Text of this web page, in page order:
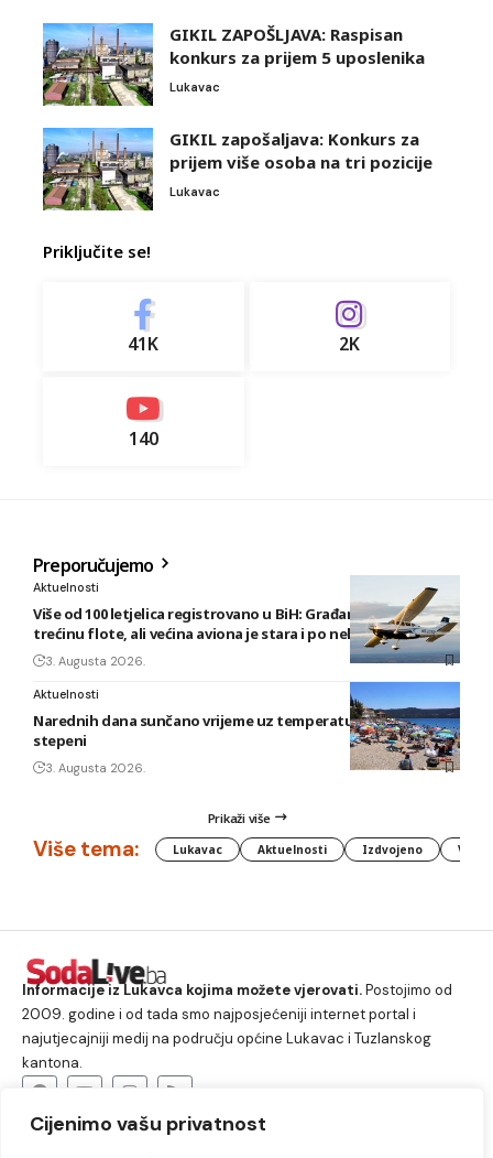
Cijenimo vašu privatnost
GIKIL ZAPOŠLJAVA: Raspisan
konkurs za prijem 5 uposlenika
Lukavac
GIKIL zapošaljava: Konkurs za
prijem više osoba na tri pozicije
Lukavac
Priključite se!
41K 2K
140
Preporučujemo
Aktuelnosti
Više od 100 letjelica registrovano u BiH: Građani posjeduju
trećinu flote, ali većina aviona je stara i po nekoliko decenija
3. Augusta 2026.
Aktuelnosti
Narednih dana sunčano vrijeme uz temperature do 40
stepeni
3. Augusta 2026.
Prikaži više
Više tema: Lukavac Aktuelnosti Izdvojeno
Informacije iz Lukavca kojima možete vjerovati.Postojimo od
2009. godine i od tada smo najposjećeniji internet portal i
najutjecajniji medij na području općine Lukavac i Tuzlanskog
kantona.